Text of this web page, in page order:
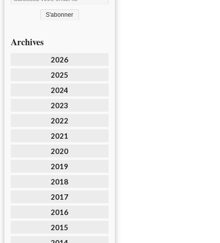
Archives
2026
2025
2024
2023
2022
2021
2020
2019
2018
2017
2016
2015